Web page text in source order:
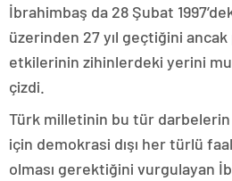
İbrahimbaş da 28 Şubat
üzerinden 27 yıl geçtiğini
etkilerinin zihinlerdeki yerini
çizdi.
Türk milletinin bu tür darbelerin
için demokrasi dışı her türlü
olması gerektiğini vurgulayan